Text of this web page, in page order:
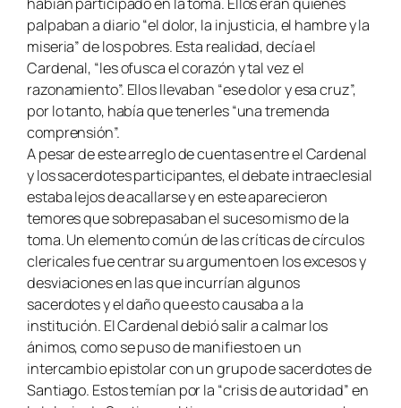
palpaban a diario “el dolor, la injusticia, el hambre y la
miseria” de los pobres. Esta realidad, decía el
Cardenal, “les ofusca el corazón y tal vez el
razonamiento”. Ellos llevaban “ese dolor y esa cruz”,
por lo tanto, había que tenerles “una tremenda
comprensión”.
A pesar de este arreglo de cuentas entre el Cardenal
y los sacerdotes participantes, el debate intraeclesial
estaba lejos de acallarse y en este aparecieron
temores que sobrepasaban el suceso mismo de la
toma. Un elemento común de las críticas de círculos
clericales fue centrar su argumento en los excesos y
desviaciones en las que incurrían algunos
sacerdotes y el daño que esto causaba a la
institución. El Cardenal debió salir a calmar los
ánimos, como se puso de manifiesto en un
intercambio epistolar con un grupo de sacerdotes de
Santiago. Estos temían por la “crisis de autoridad” en